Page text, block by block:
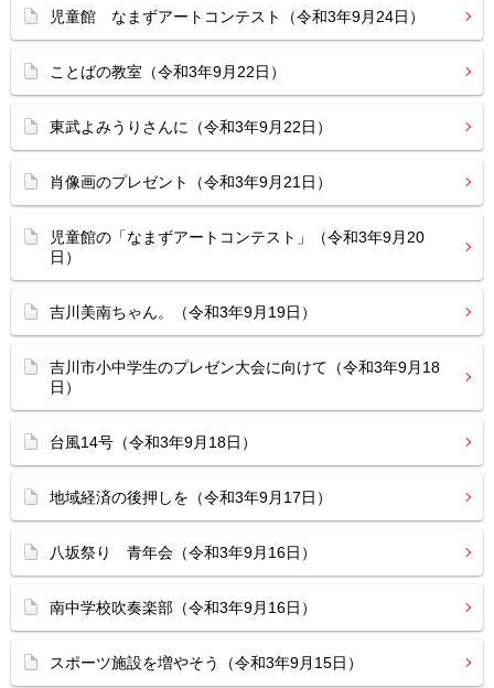
児童館 なまずアートコンテスト（令和3年9月24日）
ことばの教室（令和3年9月22日）
東武よみうりさんに（令和3年9月22日）
肖像画のプレゼント（令和3年9月21日）
児童館の「なまずアートコンテスト」（令和3年9月20
日）
吉川美南ちゃん。（令和3年9月19日）
吉川市小中学生のプレゼン大会に向けて（令和3年9月18
日）
台風14号（令和3年9月18日）
地域経済の後押しを（令和3年9月17日）
八坂祭り 青年会（令和3年9月16日）
南中学校吹奏楽部（令和3年9月16日）
スポーツ施設を増やそう（令和3年9月15日）